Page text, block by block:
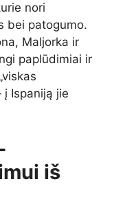
nori
bei patogumo.
Maljorka ir
paplūdimiai ir
į Ispaniją jie
iš